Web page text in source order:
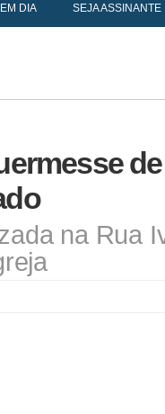
EM DIA SEJA ASSINANTE
na Rua